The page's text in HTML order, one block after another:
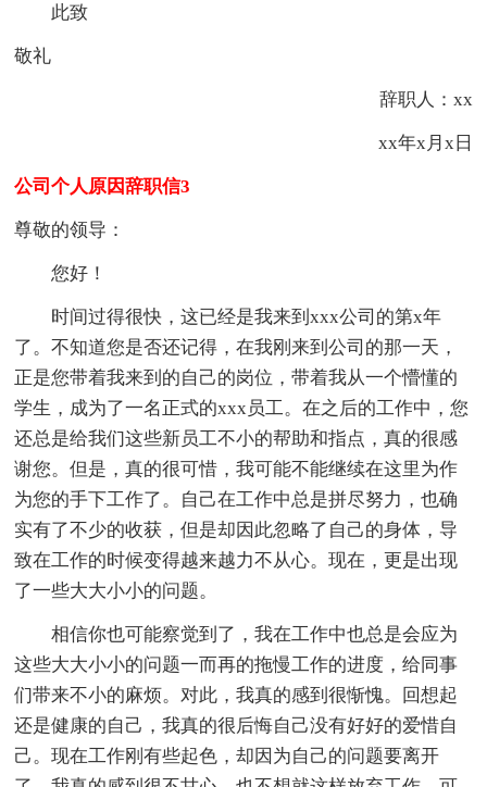
此致
敬礼
辞职人：xx
xx年x月x日
公司个人原因辞职信3
尊敬的领导：
您好！
时间过得很快，这已经是我来到xxx公司的第x年
了。不知道您是否还记得，在我刚来到公司的那一天，
正是您带着我来到的自己的岗位，带着我从一个懵懂的
学生，成为了一名正式的xxx员工。在之后的工作中，您
还总是给我们这些新员工不小的帮助和指点，真的很感
谢您。但是，真的很可惜，我可能不能继续在这里为作
为您的手下工作了。自己在工作中总是拼尽努力，也确
实有了不少的收获，但是却因此忽略了自己的身体，导
致在工作的时候变得越来越力不从心。现在，更是出现
了一些大大小小的问题。
相信你也可能察觉到了，我在工作中也总是会应为
这些大大小小的问题一而再的拖慢工作的进度，给同事
们带来不小的麻烦。对此，我真的感到很惭愧。回想起
还是健康的自己，我真的很后悔自己没有好好的爱惜自
己。现在工作刚有些起色，却因为自己的问题要离开